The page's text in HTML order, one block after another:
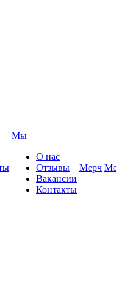
Мы
О нас
Отзывы
Вакансии
Контакты
Мерч